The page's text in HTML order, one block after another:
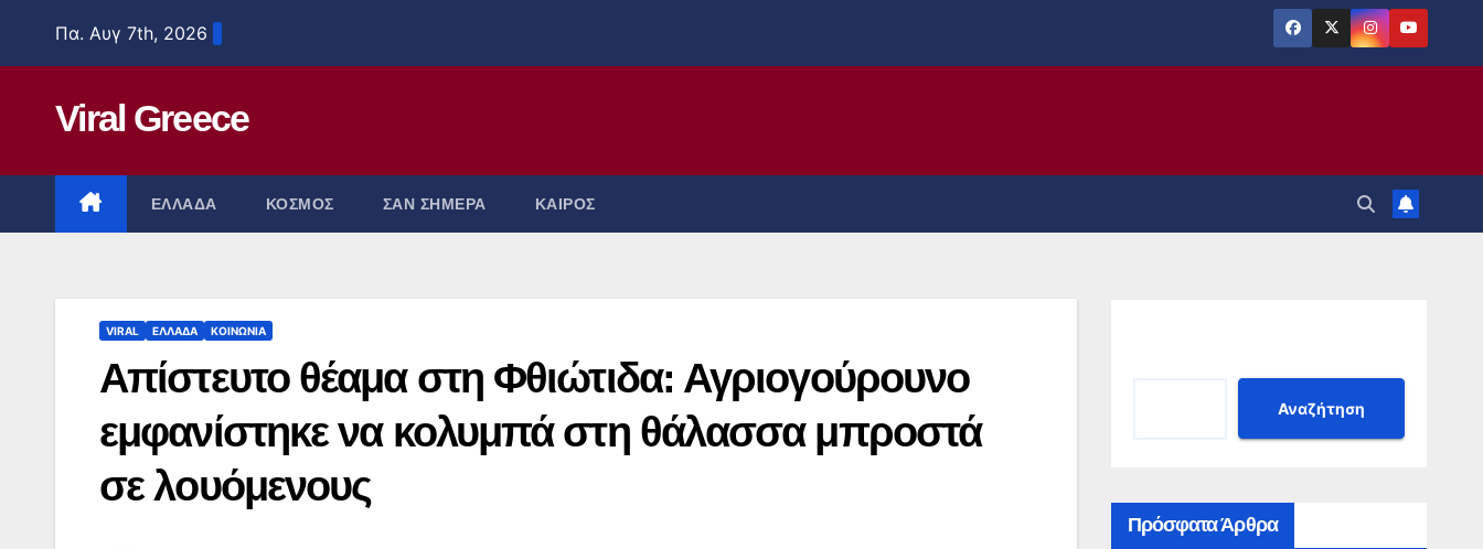
Πα. Αυγ 7th, 2026
Viral Greece
ΕΛΛΑΔΑ ΚΟΣΜΟΣ ΣΑΝ ΣΗΜΕΡΑ ΚΑΙΡΟΣ
VIRAL ΕΛΛΑΔΑ ΚΟΙΝΩΝΙΑ
Απίστευτο θέαμα στη Φθιώτιδα: Αγριογούρουνο
εμφανίστηκε να κολυμπά στη θάλασσα μπροστά
σε λουόμενους
Αναζήτηση
Πρόσφατα Άρθρα